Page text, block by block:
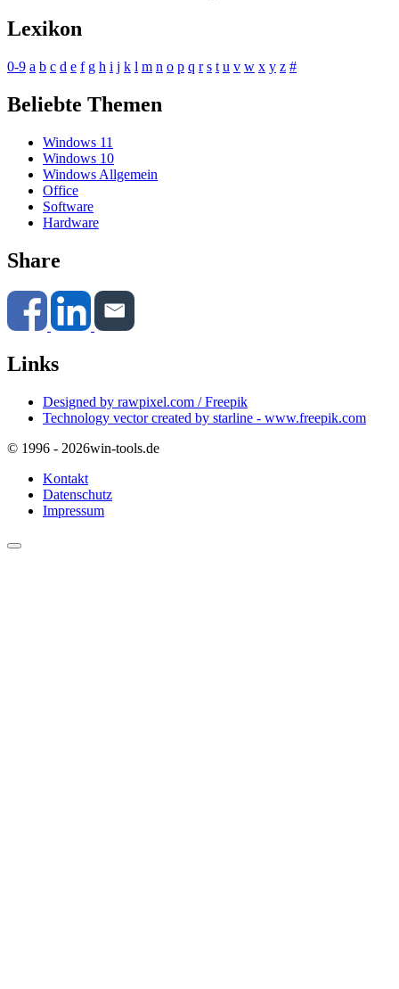
Lexikon
0-9 a b c d e f g h i j k l m n o p q r s t u v w x y z #
Beliebte Themen
Windows 11
Windows 10
Windows Allgemein
Office
Software
Hardware
Share
Links
Designed by rawpixel.com / Freepik
Technology vector created by starline - www.freepik.com
© 1996 - 2026win-tools.de
Kontakt
Datenschutz
Impressum